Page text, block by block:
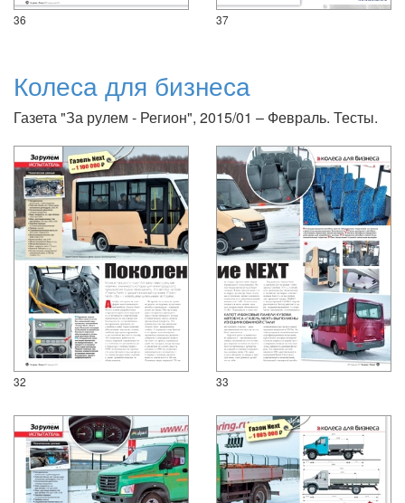
36 37
Колеса для бизнеса
Газета "За рулем - Регион", 2015/01 – Февраль. Тесты.
32 33